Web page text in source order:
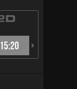
15:20